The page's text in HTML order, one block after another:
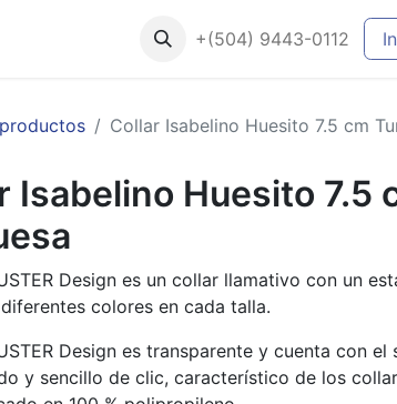
+(504) 9443-0112
Collar Isabelino Huesito 7.5 cm
Isabelino Huesito 7.5
Design es un collar llamativo con un
colores en cada talla.
Design es transparente y cuenta con el
y sencillo de clic, característico de los